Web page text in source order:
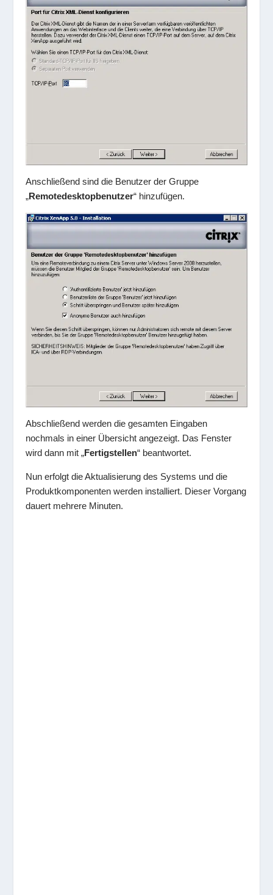
Anschließend sind die Benutzer der Gruppe
„Remotedesktopbenutzer“ hinzufügen.
Abschließend werden die gesamten Eingaben
nochmals in einer Übersicht angezeigt. Das Fenster
wird dann mit „Fertigstellen“ beantwortet.
Nun erfolgt die Aktualisierung des Systems und die
Produktkomponenten werden installiert. Dieser Vorgang
dauert mehrere Minuten.